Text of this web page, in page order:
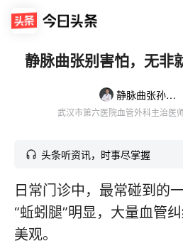
静脉曲张别害怕，无非
静脉曲张孙国洋
武汉市第六医院血管外科主治医
头条听资讯，时事尽掌握
日常门诊中，最常碰到的
“蚯蚓腿”明显，大量血管
美观。